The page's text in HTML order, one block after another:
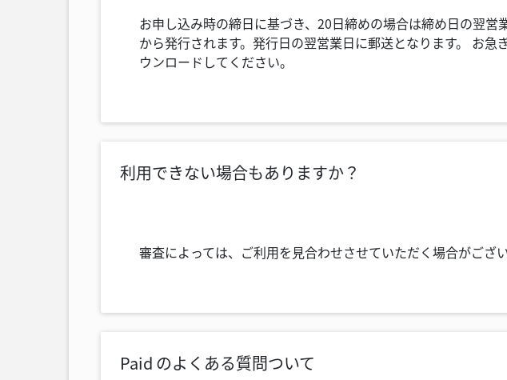
お申し込み時の締日に基づき、20日締めの場合は締め日の翌
から発行されます。発行日の翌営業日に郵送となります。 お急
ウンロードしてください。
利用できない場合もありますか？
審査によっては、ご利用を見合わせさせていただく場合がござい
Paid のよくある質問ついて